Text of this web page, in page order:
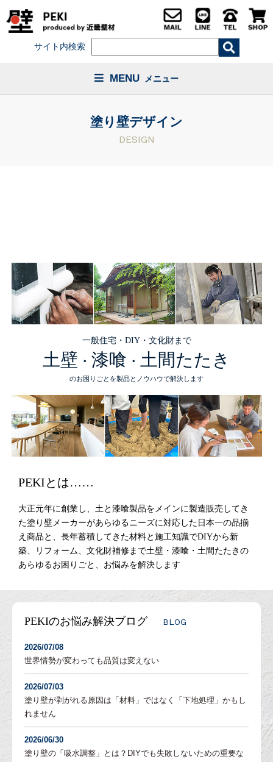
サイト内検索
MENU メニュー
塗り壁デザイン
DESIGN
一般住宅・DIY・文化財まで
土壁 ・ 漆喰 ・ 土間たたき
のお困りごとを製品とノウハウで解決します
PEKIとは……
大正元年に創業し、土と漆喰製品をメインに製造販売してき
た塗り壁メーカーがあらゆるニーズに対応した日本一の品揃
え商品と、長年蓄積してきた材料と施工知識でDIYから新
築、リフォーム、文化財補修まで土壁・漆喰・土間たたきの
あらゆるお困りごと、お悩みを解決します
PEKIのお悩み解決ブログ BLOG
2026/07/08
世界情勢が変わっても品質は変えない
2026/07/03
塗り壁が剥がれる原因は「材料」ではなく「下地処理」かもし
れません
2026/06/30
塗り壁の「吸水調整」とは？DIYでも失敗しないための重要な